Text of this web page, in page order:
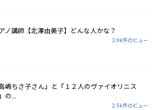
ノ講師【北澤由美子】どんな人かな？
3.9k件のビュー
高嶋ちさ子さん』と『１２人のヴァイオリニス
の...
2.5k件のビュー